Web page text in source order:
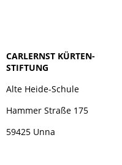
CARLERNST KÜRTEN-
STIFTUNG
Alte Heide-Schule
Hammer Straße 175
59425 Unna